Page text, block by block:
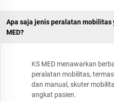
Apa saja jenis peralatan mobilitas
MED?
KS MED menawarkan
peralatan mobilitas,
dan manual, skuter
angkat pasien.